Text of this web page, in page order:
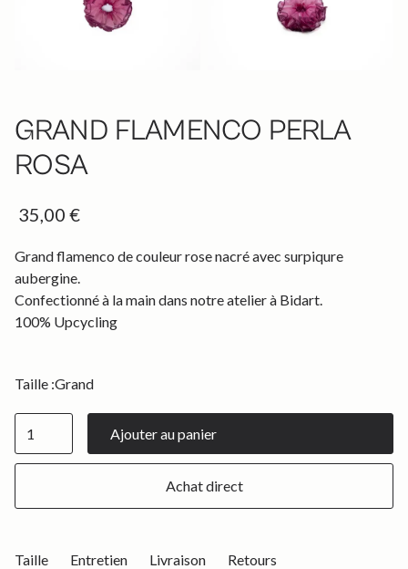
GRAND FLAMENCO PERLA
ROSA
35,00 €
Grand flamenco de couleur rose nacré avec surpiqure
aubergine.
Confectionné à la main dans notre atelier à Bidart.
100% Upcycling
Taille :Grand
Achat direct
Taille Entretien Livraison Retours